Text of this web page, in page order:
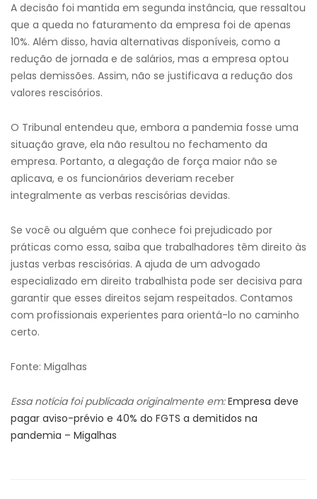
A decisão foi mantida em segunda instância, que ressaltou
que a queda no faturamento da empresa foi de apenas
10%. Além disso, havia alternativas disponíveis, como a
redução de jornada e de salários, mas a empresa optou
pelas demissões. Assim, não se justificava a redução dos
valores rescisórios.
O Tribunal entendeu que, embora a pandemia fosse uma
situação grave, ela não resultou no fechamento da
empresa. Portanto, a alegação de força maior não se
aplicava, e os funcionários deveriam receber
integralmente as verbas rescisórias devidas.
Se você ou alguém que conhece foi prejudicado por
práticas como essa, saiba que trabalhadores têm direito às
justas verbas rescisórias. A ajuda de um advogado
especializado em direito trabalhista pode ser decisiva para
garantir que esses direitos sejam respeitados. Contamos
com profissionais experientes para orientá-lo no caminho
certo.
Fonte: Migalhas
Essa notícia foi publicada originalmente em: Empresa deve
pagar aviso-prévio e 40% do FGTS a demitidos na
pandemia – Migalhas